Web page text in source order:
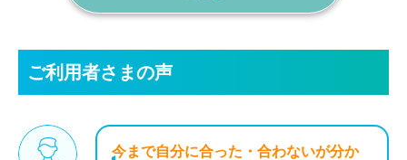
ご利用者さまの声
今まで自分に合った・合わないが分か